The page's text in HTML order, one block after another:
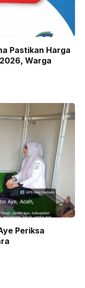
Pastikan Harga
Warga
Periksa